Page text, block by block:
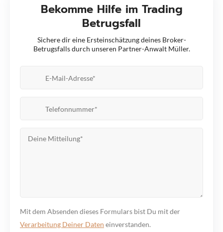
Bekomme Hilfe im Trading
Betrugsfall
Sichere dir eine Ersteinschätzung deines Broker-
Betrugsfalls durch unseren Partner-Anwalt Müller.
Mit dem Absenden dieses Formulars bist Du mit der
Verarbeitung Deiner Daten einverstanden.